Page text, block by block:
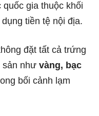
quốc gia thuộc khối
tiền tệ nội địa.
đặt tất cả trứng
sản như vàng, bạc
bối cảnh lạm